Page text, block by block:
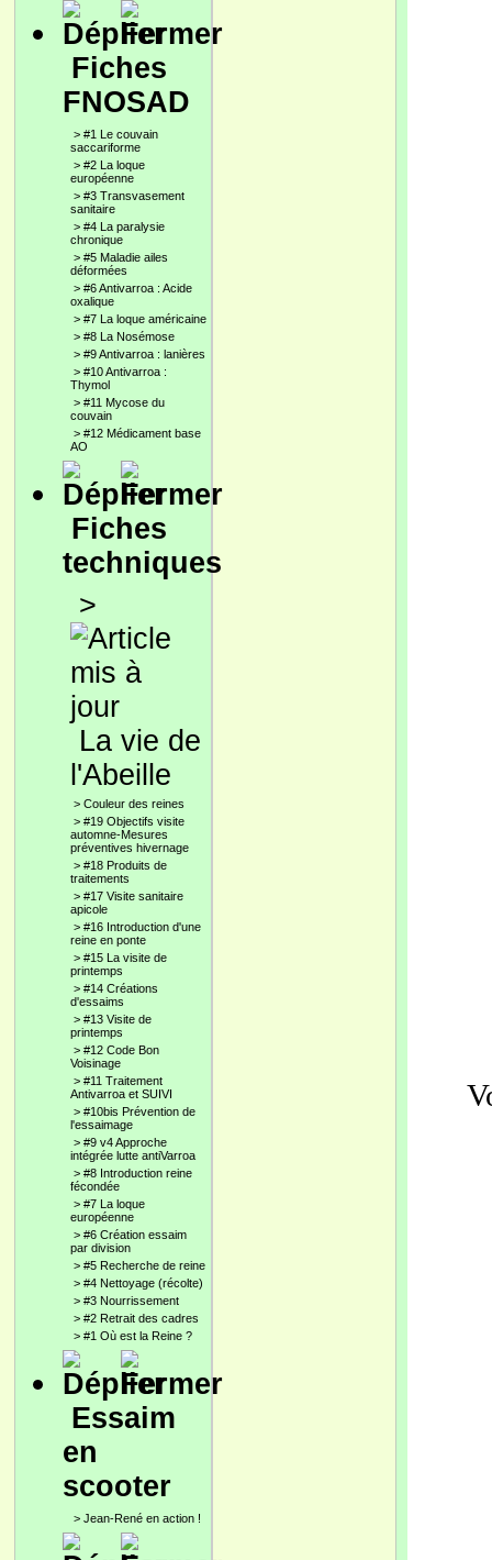
Fiches
FNOSAD
> #1 Le couvain
saccariforme
> #2 La loque
européenne
> #3 Transvasement
sanitaire
> #4 La paralysie
chronique
> #5 Maladie ailes
déformées
> #6 Antivarroa : Acide
oxalique
> #7 La loque américaine
> #8 La Nosémose
> #9 Antivarroa : lanières
> #10 Antivarroa :
Thymol
> #11 Mycose du
couvain
> #12 Médicament base
AO
Fiches
techniques
>
La vie de
l'Abeille
> Couleur des reines
> #19 Objectifs visite
automne-Mesures
préventives hivernage
> #18 Produits de
traitements
> #17 Visite sanitaire
apicole
> #16 Introduction d'une
reine en ponte
> #15 La visite de
printemps
> #14 Créations
d'essaims
> #13 Visite de
printemps
> #12 Code Bon
Voisinage
> #11 Traitement
Antivarroa et SUIVI
> #10bis Prévention de
l'essaimage
> #9 v4 Approche
intégrée lutte antiVarroa
> #8 Introduction reine
fécondée
> #7 La loque
européenne
> #6 Création essaim
par division
> #5 Recherche de reine
> #4 Nettoyage (récolte)
> #3 Nourrissement
> #2 Retrait des cadres
> #1 Où est la Reine ?
Essaim
en
scooter
> Jean-René en action !